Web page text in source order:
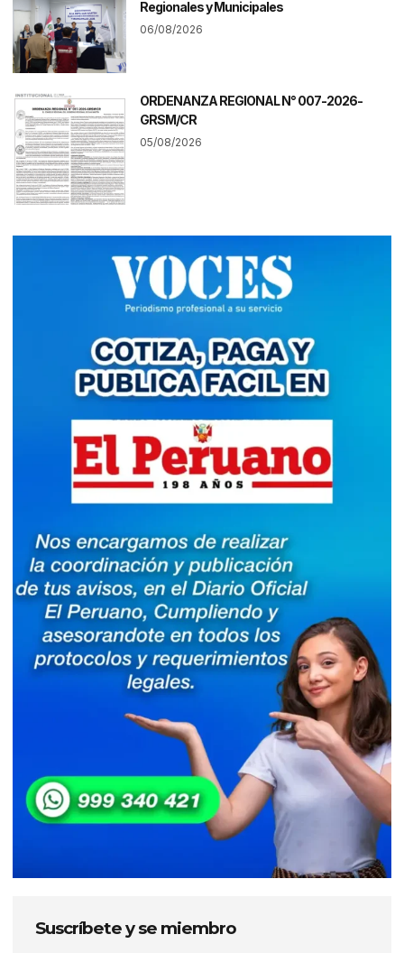
Regionales y Municipales
06/08/2026
ORDENANZA REGIONAL N° 007-2026-
GRSM/CR
05/08/2026
Suscríbete y se miembro